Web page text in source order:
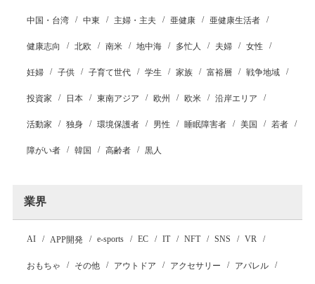
中国・台湾 中東 主婦・主夫 亜健康 亜健康生活者
健康志向 北欧 南米 地中海 多忙人 夫婦 女性
妊婦 子供 子育て世代 学生 家族 富裕層 戦争地域
投資家 日本 東南アジア 欧州 欧米 沿岸エリア
活動家 独身 環境保護者 男性 睡眠障害者 美国 若者
障がい者 韓国 高齢者 黒人
業界
AI APP開発 e-sports EC IT NFT SNS VR
おもちゃ その他 アウトドア アクセサリー アパレル